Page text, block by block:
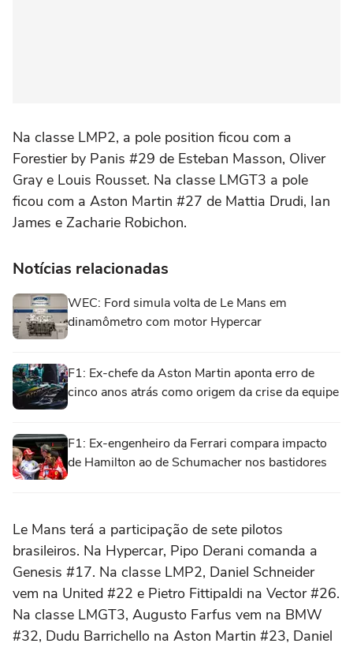
Na classe LMP2, a pole position ficou com a
Forestier by Panis #29 de Esteban Masson, Oliver
Gray e Louis Rousset. Na classe LMGT3 a pole
ficou com a Aston Martin #27 de Mattia Drudi, Ian
James e Zacharie Robichon.
Notícias relacionadas
WEC: Ford simula volta de Le Mans em
dinamômetro com motor Hypercar
F1: Ex-chefe da Aston Martin aponta erro de
cinco anos atrás como origem da crise da equipe
F1: Ex-engenheiro da Ferrari compara impacto
de Hamilton ao de Schumacher nos bastidores
Le Mans terá a participação de sete pilotos
brasileiros. Na Hypercar, Pipo Derani comanda a
Genesis #17. Na classe LMP2, Daniel Schneider
vem na United #22 e Pietro Fittipaldi na Vector #26.
Na classe LMGT3, Augusto Farfus vem na BMW
#32, Dudu Barrichello na Aston Martin #23, Daniel